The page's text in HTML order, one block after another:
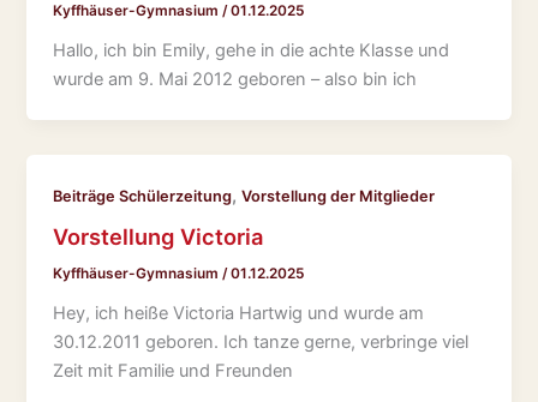
Kyffhäuser-Gymnasium/01.12.2025
Hallo, ich bin Emily, gehe in die achte Klasse und
wurde am 9. Mai 2012 geboren – also bin ich
Beiträge Schülerzeitung,Vorstellung der Mitglieder
Vorstellung Victoria
Kyffhäuser-Gymnasium/01.12.2025
Hey, ich heiße Victoria Hartwig und wurde am
30.12.2011 geboren. Ich tanze gerne, verbringe viel
Zeit mit Familie und Freunden